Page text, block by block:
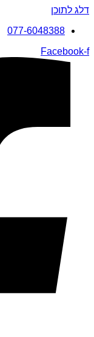
דלג לתוכן
077-6048388
Facebook-f